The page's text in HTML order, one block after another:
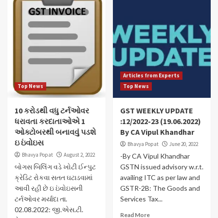
Top News
10 કરોડથી વધુ ટર્નઓવર
ધરાવતા કરદાતાઓએ 1
ઓક્ટોબરથી બનાવવું પડશે
ઇ ઇંવોઇસ
Bhavya Popat August 2, 2022
બોગસ બિલિંગ વડે ખોટી ઈન્પુટ
ક્રેડિટ રોકવા સતત ઘટાડવામાં
આવી રહી છે ઇ ઇંવોઇસની
ટર્નઓવર મર્યાદા તા.
02.08.2022: જી.એસ.ટી.
Articles from Experts
Top News
GST WEEKLY UPDATE
:12/2022-23 (19.06.2022)
By CA Vipul Khandhar
Bhavya Popat June 20, 2022
-By CA Vipul Khandhar
GSTN issued advisory w.r.t.
availing ITC as per law and
GSTR-2B: The Goods and
Services Tax...
Read More